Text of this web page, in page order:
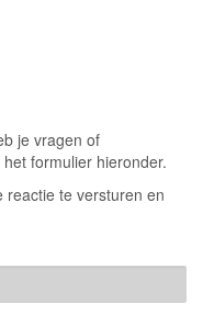
je vragen of
formulier hieronder.
reactie te versturen en